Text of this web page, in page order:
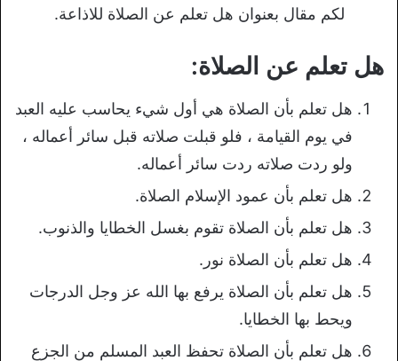
لكم مقال بعنوان هل تعلم عن الصلاة للاذاعة.
هل تعلم عن الصلاة:
هل تعلم بأن الصلاة هي أول شيء يحاسب عليه العبد
في يوم القيامة ، فلو قبلت صلاته قبل سائر أعماله ،
ولو ردت صلاته ردت سائر أعماله.
هل تعلم بأن عمود الإسلام الصلاة.
هل تعلم بأن الصلاة تقوم بغسل الخطايا والذنوب.
هل تعلم بأن الصلاة نور.
هل تعلم بأن الصلاة يرفع بها الله عز وجل الدرجات
ويحط بها الخطايا.
هل تعلم بأن الصلاة تحفظ العبد المسلم من الجزع